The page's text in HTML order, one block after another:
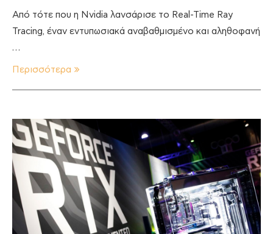
Από τότε που η Nvidia λανσάρισε το Real-Time Ray
Tracing, έναν εντυπωσιακά αναβαθμισμένο και αληθοφανή
…
Περισσότερα